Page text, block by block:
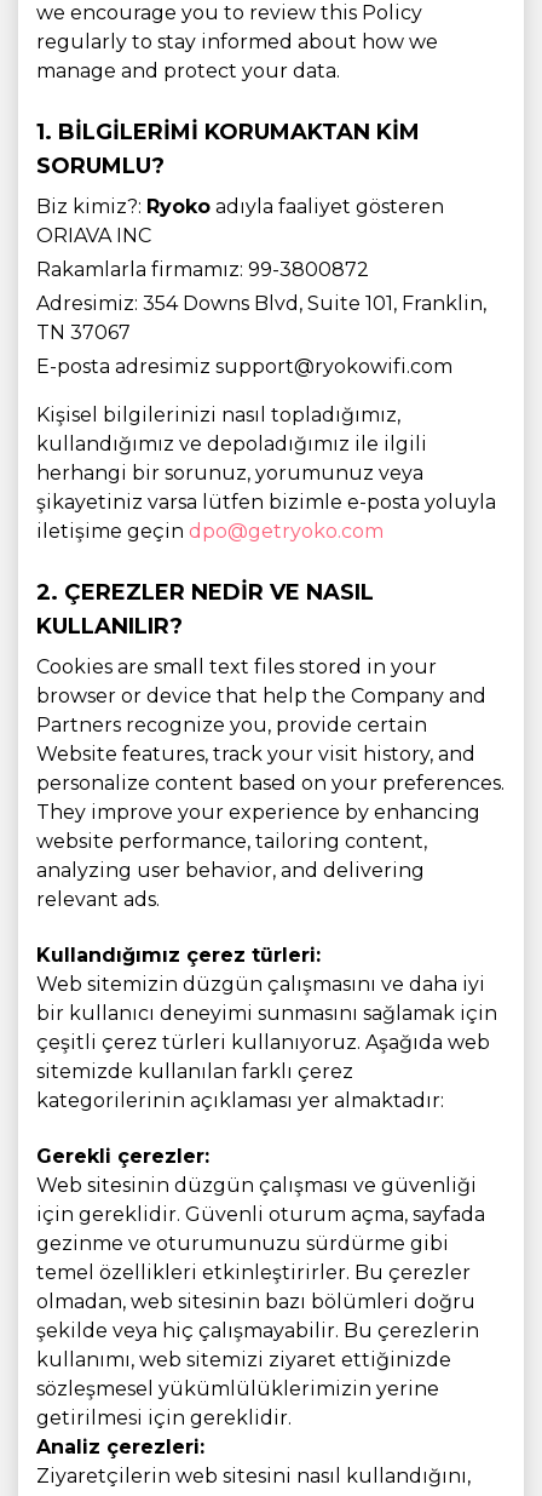
we encourage you to review this Policy
regularly to stay informed about how we
manage and protect your data.
1. BILGILERIMI KORUMAKTAN KIM
SORUMLU?
Biz kimiz?: Ryoko adıyla faaliyet gösteren
ORIAVA INC
Rakamlarla firmamız: 99-3800872
Adresimiz: 354 Downs Blvd, Suite 101, Franklin,
TN 37067
E-posta adresimiz support@ryokowifi.com
Kişisel bilgilerinizi nasıl topladığımız,
kullandığımız ve depoladığımız ile ilgili
herhangi bir sorunuz, yorumunuz veya
şikayetiniz varsa lütfen bizimle e-posta yoluyla
iletişime geçin dpo@getryoko.com
2. ÇEREZLER NEDIR VE NASIL
KULLANILIR?
Cookies are small text files stored in your
browser or device that help the Company and
Partners recognize you, provide certain
Website features, track your visit history, and
personalize content based on your preferences.
They improve your experience by enhancing
website performance, tailoring content,
analyzing user behavior, and delivering
relevant ads.
Kullandığımız çerez türleri:
Web sitemizin düzgün çalışmasını ve daha iyi
bir kullanıcı deneyimi sunmasını sağlamak için
çeşitli çerez türleri kullanıyoruz. Aşağıda web
sitemizde kullanılan farklı çerez
kategorilerinin açıklaması yer almaktadır:
Gerekli çerezler:
Web sitesinin düzgün çalışması ve güvenliği
için gereklidir. Güvenli oturum açma, sayfada
gezinme ve oturumunuzu sürdürme gibi
temel özellikleri etkinleştirirler. Bu çerezler
olmadan, web sitesinin bazı bölümleri doğru
şekilde veya hiç çalışmayabilir. Bu çerezlerin
kullanımı, web sitemizi ziyaret ettiğinizde
sözleşmesel yükümlülüklerimizin yerine
getirilmesi için gereklidir.
Analiz çerezleri:
Ziyaretçilerin web sitesini nasıl kullandığını,